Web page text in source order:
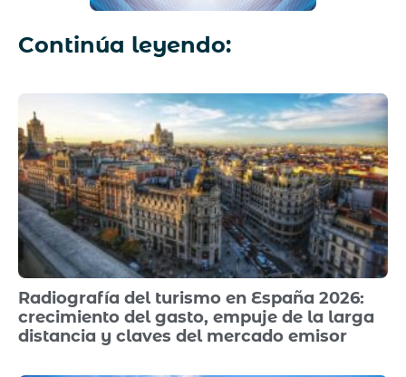
Continúa leyendo:
Radiografía del turismo en España 2026:
crecimiento del gasto, empuje de la larga
distancia y claves del mercado emisor